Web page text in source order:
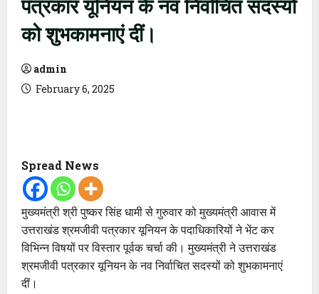
को शुभकामनाएं दीं।
admin
February 6, 2025
Spread News
मुख्यमंत्री श्री पुष्कर सिंह धामी से गुरुवार को मुख्यमंत्री आवास में
उत्तराखंड श्रमजीवी पत्रकार यूनियन के पदाधिकारियों ने भेंट कर
विभिन्न विषयों पर विस्तार पूर्वक चर्चा की। मुख्यमंत्री ने उत्तराखंड
श्रमजीवी पत्रकार यूनियन के नव निर्वाचित सदस्यों को शुभकामनाएं
दीं।